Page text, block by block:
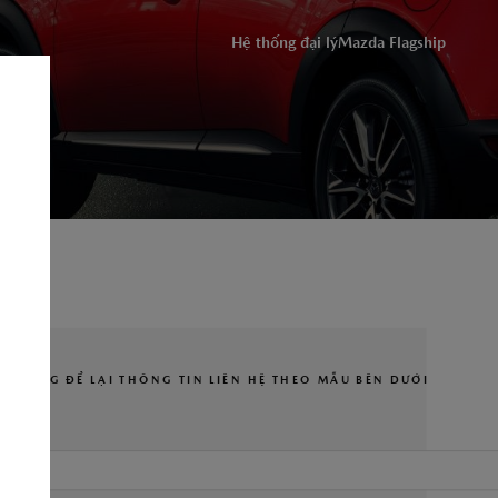
Hệ thống đại lýMazda Flagship
ỨNG DỤNG THACO AUTO SERVICES
LÒNG ĐỂ LẠI THÔNG TIN LIÊN HỆ THEO MẪU BÊN DƯỚI